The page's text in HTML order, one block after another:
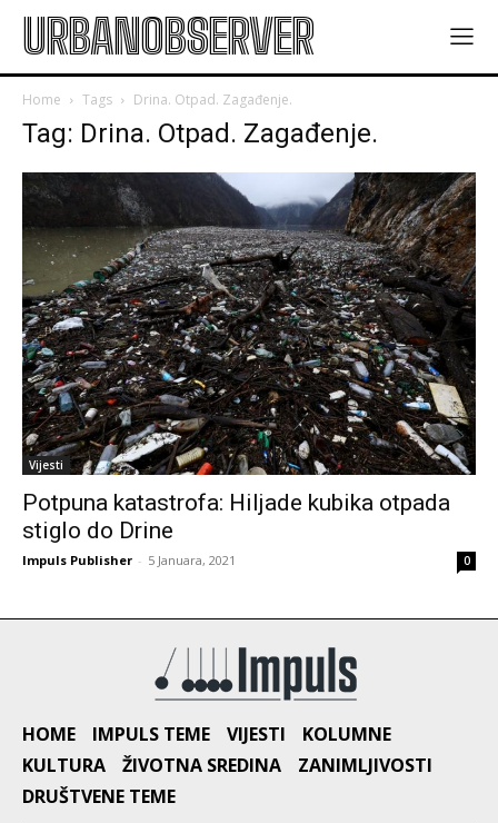
URBANOBSERVER
Home Tags Drina. Otpad. Zagađenje.
Tag: Drina. Otpad. Zagađenje.
Vijesti
Potpuna katastrofa: Hiljade kubika otpada
stiglo do Drine
Impuls Publisher - 5 Januara, 2021 0
HOME IMPULS TEME VIJESTI
KOLUMNE
KULTURA
ŽIVOTNA SREDINA
ZANIMLJIVOSTI
DRUŠTVENE TEME